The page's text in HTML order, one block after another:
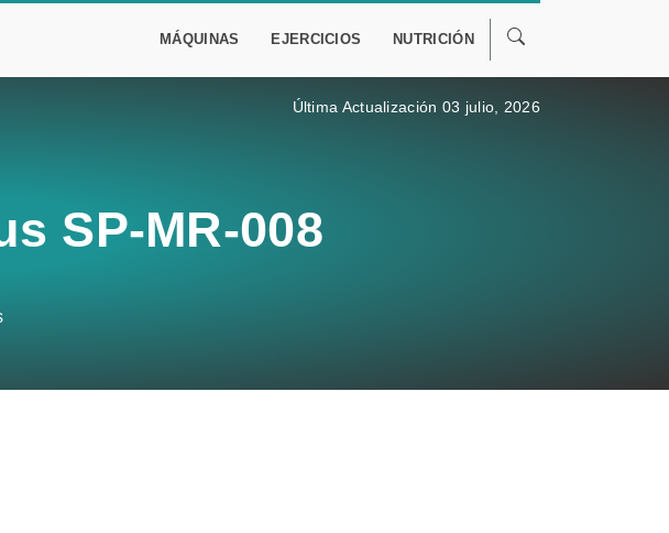
MÁQUINAS EJERCICIOS NUTRICIÓN
Última Actualización 03 julio, 2026
SP-MR-008